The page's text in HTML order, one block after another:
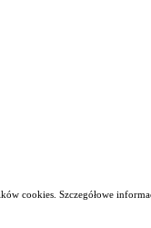
cookies. Szczegółowe